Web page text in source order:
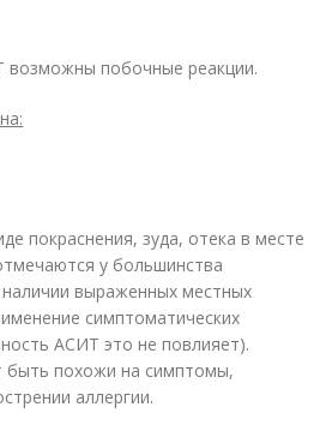
возможны побочные реакции.
покраснения, зуда, отека в месте
у большинства
выраженных местных
симптоматических
АСИТ это не повлияет).
быть похожи на симптомы,
аллергии.